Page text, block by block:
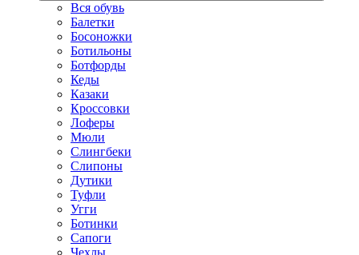
Вся обувь
Балетки
Босоножки
Ботильоны
Ботфорды
Кеды
Казаки
Кроссовки
Лоферы
Мюли
Слингбеки
Слипоны
Дутики
Туфли
Угги
Ботинки
Сапоги
Чехлы